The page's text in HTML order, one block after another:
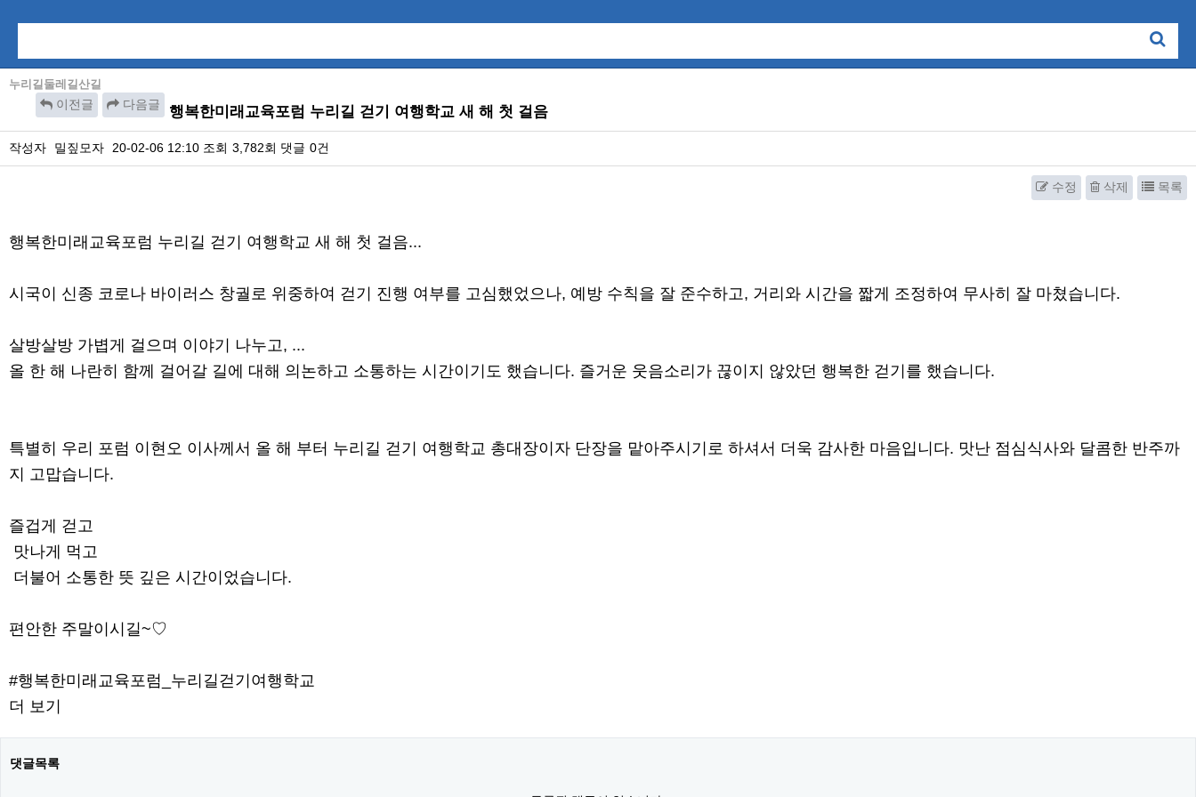
누리길둘레길산길
이전글 다음글 행복한미래교육포럼 누리길 걷기 여행학교 새 해 첫 걸음
작성자 밀짚모자 20-02-06 12:10 조회 3,782회 댓글 0건
수정 삭제 목록
행복한미래교육포럼 누리길 걷기 여행학교 새 해 첫 걸음...
시국이 신종 코로나 바이러스 창궐로 위중하여 걷기 진행 여부를 고심했었으나, 예방 수칙을 잘 준수하고, 거리와 시간을 짧게 조정하여 무사히 잘 마쳤습니다.
살방살방 가볍게 걸으며 이야기 나누고, ...
올 한 해 나란히 함께 걸어갈 길에 대해 의논하고 소통하는 시간이기도 했습니다. 즐거운 웃음소리가 끊이지 않았던 행복한 걷기를 했습니다.
특별히 우리 포럼 이현오 이사께서 올 해 부터 누리길 걷기 여행학교 총대장이자 단장을 맡아주시기로 하셔서 더욱 감사한 마음입니다. 맛난 점심식사와 달콤한 반주까
지 고맙습니다.
즐겁게 걷고
맛나게 먹고
더불어 소통한 뜻 깊은 시간이었습니다.
편안한 주말이시길~♡
#행복한미래교육포럼_누리길걷기여행학교
더 보기
댓글목록